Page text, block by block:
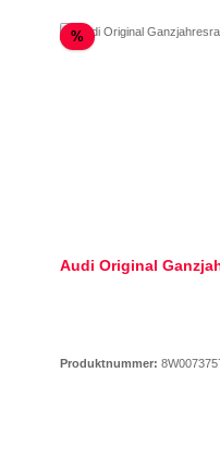
%Rabatt
Audi Original
Produktnummer: